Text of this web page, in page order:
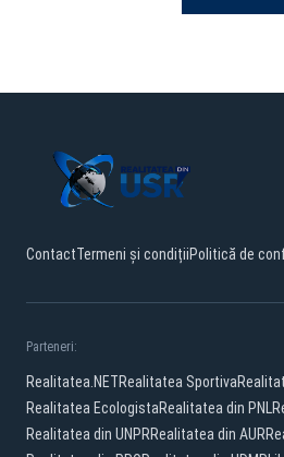
ContactTermeni și condițiiPolitică de
Parteneri:
Realitatea.NETRealitatea Sportiva
Realitatea EcologistaRealitatea din PNL
Realitatea din UNPRRealitatea din AUR